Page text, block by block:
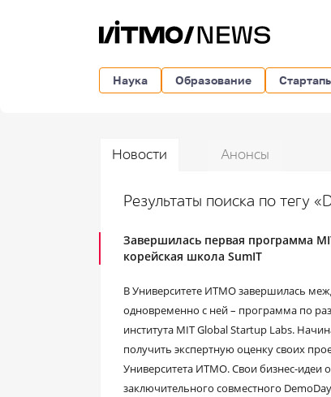
Наука Образование
Новости Анонсы
Результаты поиска по тегу
Завершилась первая программа
корейская школа SumIT
В Университете ИТМО завершилась
одновременно с ней – программа по
института MIT Global Startup Labs.
получить экспертную оценку своих
Университета ИТМО. Свои бизнес-идеи
заключительного совместного